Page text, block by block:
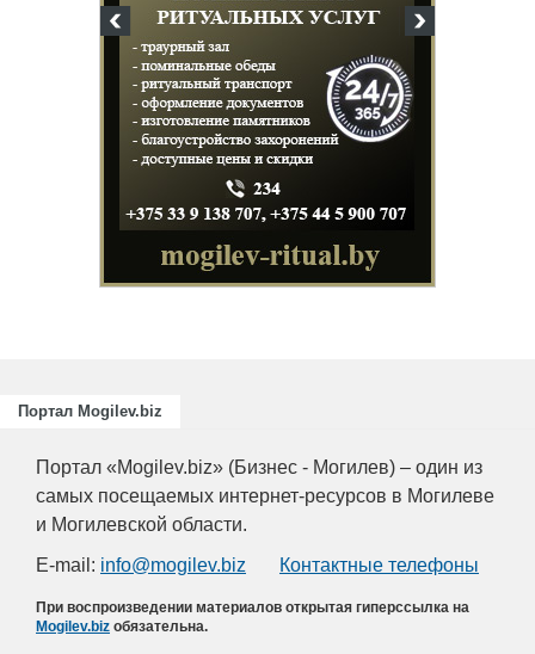
Портал Mogilev.biz
Портал «Mogilev.biz» (Бизнес - Могилев) – один из
самых посещаемых интернет-ресурсов в Могилеве
и Могилевской области.
E-mail: info@mogilev.biz Контактные телефоны
При воспроизведении материалов открытая гиперссылка на
Mogilev.biz обязательна.